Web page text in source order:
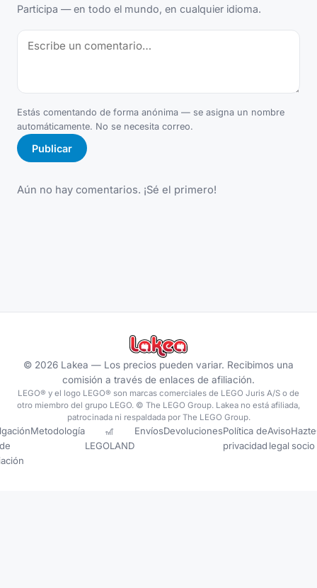
Participa — en todo el mundo, en cualquier idioma.
Estás comentando de forma anónima — se asigna un nombre
automáticamente. No se necesita correo.
Publicar
Aún no hay comentarios. ¡Sé el primero!
© 2026 Lakea — Los precios pueden variar. Recibimos una
comisión a través de enlaces de afiliación.
LEGO® y el logo LEGO® son marcas comerciales de LEGO Juris A/S o de
otro miembro del grupo LEGO. © The LEGO Group. Lakea no está afiliada,
patrocinada ni respaldada por The LEGO Group.
de
Metodología
🎢
LEGOLAND
EnvíosDevolucionesPolítica de
privacidad
Aviso
legal
Hazte
socio